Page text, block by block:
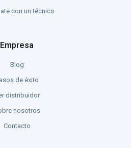
con un técnico
Empresa
Blog
de éxito
distribuidor
nosotros
Contacto